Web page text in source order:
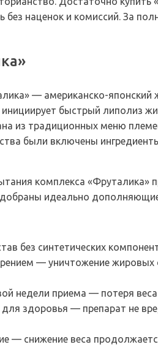
без наценок и комиссий. За
— американско-
быстрый липолиз
из традиционных меню
были включены
комплекса
идеально дополняющие
без синтетических
— уничтожение
недели приема — потеря
здоровья — препарат не
— снижение веса